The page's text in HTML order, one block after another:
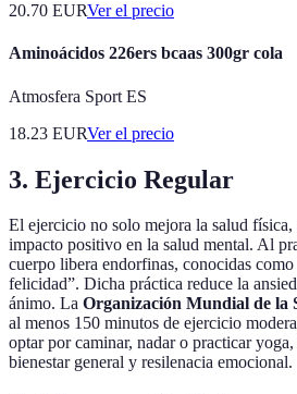
20.70 EURVer el precio
Aminoácidos 226ers bcaas 300gr cola
Atmosfera Sport ES
18.23 EURVer el precio
3. Ejercicio Regular
El ejercicio no solo mejora la salud
impacto positivo en la salud mental. Al
cuerpo libera endorfinas, conocidas
felicidad”. Dicha práctica reduce la
ánimo. La Organización Mundial de la
al menos 150 minutos de ejercicio
optar por caminar, nadar o practicar
bienestar general y resilenacia emocional.